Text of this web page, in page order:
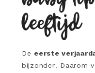
leeftijd
De eerste
bijzonder! Daarom